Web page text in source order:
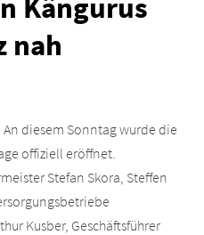
Kängurus
nah
An diesem Sonntag wurde die
offiziell eröffnet.
Stefan Skora, Steffen
Kusber, Geschäftsführer